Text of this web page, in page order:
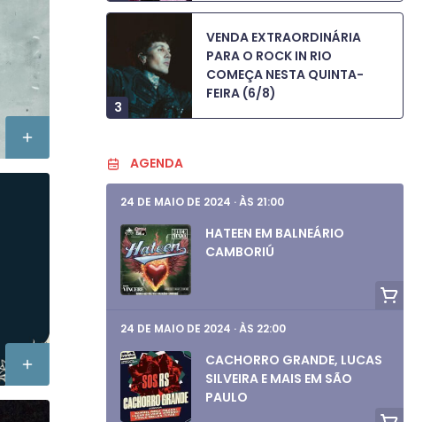
VENDA EXTRAORDINÁRIA
PARA O ROCK IN RIO
COMEÇA NESTA QUINTA-
FEIRA (6/8)
3
AGENDA
24 DE MAIO DE 2024 ·ÀS 21:00
HATEEN EM BALNEÁRIO
CAMBORIÚ
24 DE MAIO DE 2024 ·ÀS 22:00
CACHORRO GRANDE, LUCAS
SILVEIRA E MAIS EM SÃO
PAULO